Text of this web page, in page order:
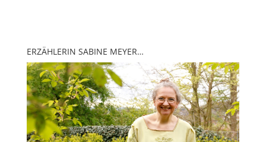
ERZÄHLERIN SABINE MEYER…